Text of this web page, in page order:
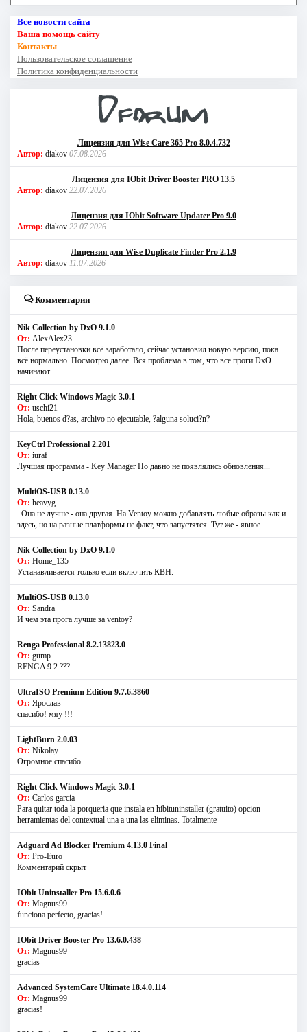
Все новости сайта
Ваша помощь сайту
Контакты
Пользовательское соглашение
Политика конфиденциальности
Лицензия для Wise Care 365 Pro 8.0.4.732
Автор: diakov 07.08.2026
Лицензия для IObit Driver Booster PRO 13.5
Автор: diakov 22.07.2026
Лицензия для IObit Software Updater Pro 9.0
Автор: diakov 22.07.2026
Лицензия для Wise Duplicate Finder Pro 2.1.9
Автор: diakov 11.07.2026
Комментарии
Nik Collection by DxO 9.1.0
От: AlexAlex23
После переустановки всё заработало, сейчас установил новую версию, пока
всё нормально. Посмотрю далее. Вся проблема в том, что все проги DxO
начинают
Right Click Windows Magic 3.0.1
От: uschi21
Hola, buenos d?as, archivo no ejecutable, ?alguna soluci?n?
KeyCtrl Professional 2.201
От: iuraf
Лучшая программа - Key Manager Но давно не появлялись обновления...
MultiOS-USB 0.13.0
От: heavyg
..Она не лучше - она другая. На Ventoy можно добавлять любые образы как и
здесь, но на разные платформы не факт, что запустятся. Тут же - явное
Nik Collection by DxO 9.1.0
От: Home_135
Устанавливается только если включить КВН.
MultiOS-USB 0.13.0
От: Sandra
И чем эта прога лучше за ventoy?
Renga Professional 8.2.13823.0
От: gump
RENGA 9.2 ???
UltraISO Premium Edition 9.7.6.3860
От: Ярослав
спасибо! мяу !!!
LightBurn 2.0.03
От: Nikolay
Огромное спасибо
Right Click Windows Magic 3.0.1
От: Carlos garcia
Para quitar toda la porqueria que instala en hibituninstaller (gratuito) opcion
herramientas del contextual una a una las eliminas. Totalmente
Adguard Ad Blocker Premium 4.13.0 Final
От: Pro-Euro
Комментарий скрыт
IObit Uninstaller Pro 15.6.0.6
От: Magnus99
funciona perfecto, gracias!
IObit Driver Booster Pro 13.6.0.438
От: Magnus99
gracias
Advanced SystemCare Ultimate 18.4.0.114
От: Magnus99
gracias!